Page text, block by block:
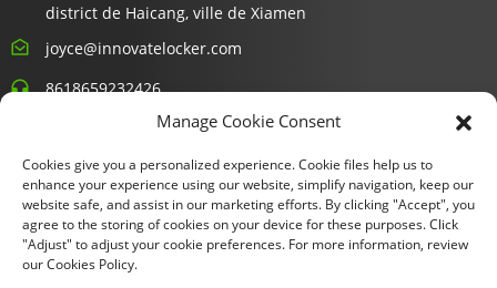
district de Haicang, ville de Xiamen
joyce@innovatelocker.com
8618659232426
Saisissez votre adresse e-mail et nous vous enverrons les
dernières informations sur nos offres.
Manage Cookie Consent
Cookies give you a personalized experience. Cookie files help us to
enhance your experience using our website, simplify navigation, keep our
website safe, and assist in our marketing efforts. By clicking "Accept", you
agree to the storing of cookies on your device for these purposes. Click
"Adjust" to adjust your cookie preferences. For more information, review
our Cookies Policy.